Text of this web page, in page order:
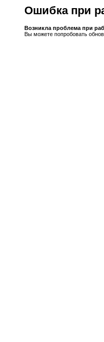
Ошибка при
Возникла проблема при
Вы можете попробовать